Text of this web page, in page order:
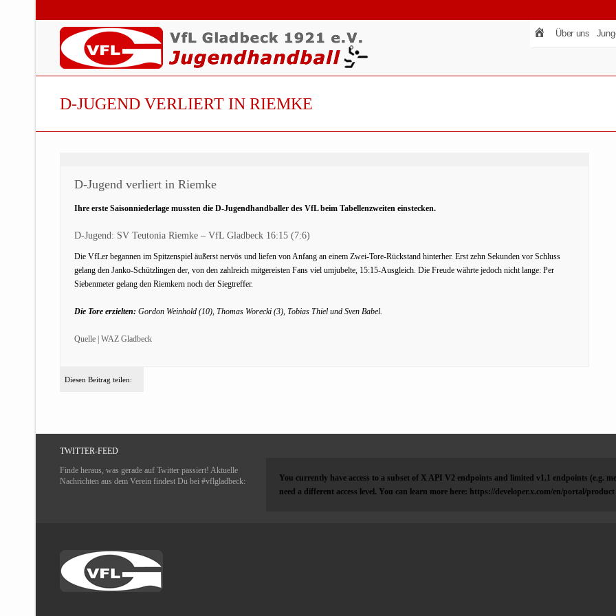
Über uns
D-JUGEND VERLIERT IN RIEMKE
D-Jugend verliert in Riemke
Ihre erste Saisonniederlage mussten die D-Jugendhandballer des VfL beim Tabellenzweiten einstecken.
D-Jugend: SV Teutonia Riemke – VfL Gladbeck 16:15 (7:6)
Die VfLer begannen im Spitzenspiel äußerst nervös und liefen von Anfang an einem Zwei-Tore-Rückstand hinterher. Erst zehn Sekunden vor Schluss
gelang den Janko-Schützlingen der, von den zahlreich mitgereisten Fans viel umjubelte, 15:15-Ausgleich. Die Freude währte jedoch nicht lange: Per
Siebenmeter gelang den Riemkern noch der Siegtreffer.
Die Tore erzielten: Gordon Weinhold (10), Thomas Worecki (3), Tobias Thiel und Sven Babel.
Quelle | WAZ Gladbeck
Diesen Beitrag teilen:
TWITTER-FEED
Finde heraus, was gerade auf Twitter passiert! Aktuelle
Nachrichten aus dem Verein findest Du bei #vflgladbeck:
You currently have access to a subset of X API V2 endpoints and limited v1.1 endpoints (e.g.
need a different access level. You can learn more here: https://developer.x.com/en/portal/product